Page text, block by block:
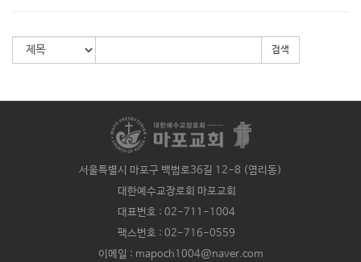
검색
서울특별시 마포구 백범로36길 12-8 (염리동)
대한예수교장로회 마포교회
대표번호 : 02-711-1004
팩스번호 : 02-716-0559
이메일 : mapoch1004@naver.com